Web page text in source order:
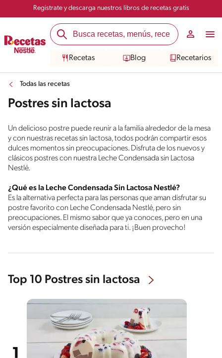
Registrate y descarga nuestros libros de recetas gratis
Recetas Blog Recetarios
Todas las recetas
Postres sin lactosa
Un delicioso postre puede reunir a la familia alrededor de la mesa
y con nuestras recetas sin lactosa, todos podrán compartir esos
dulces momentos sin preocupaciones. Disfruta de los nuevos y
clásicos postres con nuestra Leche Condensada sin Lactosa
Nestlé.
¿Qué es la Leche Condensada Sin Lactosa Nestlé?
Es la alternativa perfecta para las personas que aman disfrutar su
postre favorito con Leche Condensada Nestlé, pero sin
preocupaciones. El mismo sabor que ya conoces, pero en una
versión especialmente diseñada para ti. ¡Buen provecho!
Top 10 Postres sin lactosa